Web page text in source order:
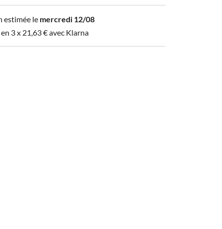
estimée le mercredi 12/08
3 x 21,63€avec Klarna